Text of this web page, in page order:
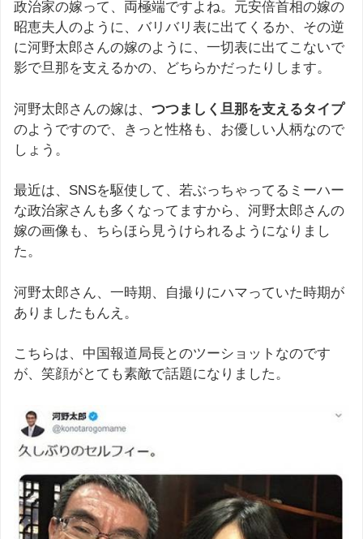
政治家の嫁って、両極端ですよね。元安倍首相の嫁の
昭恵夫人のように、バリバリ表に出てくるか、その逆
に河野太郎さんの嫁のように、一切表に出てこないで
影で旦那を支えるかの、どちらかだったりします。
河野太郎さんの嫁は、 つつましく旦那を支えるタイプ
のようですので、きっと性格も、お優しい人柄なので
しょう。
最近は、SNSを駆使して、若ぶっちゃってるミーハー
な政治家さんも多くなってますから、河野太郎さんの
嫁の画像も、ちらほら見うけられるようになりまし
た。
河野太郎さん、一時期、自撮りにハマっていた時期が
ありましたもんえ。
こちらは、中国報道局長とのツーショットなのです
が、笑顔がとても素敵で話題になりました。